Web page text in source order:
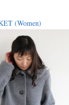
(Women)